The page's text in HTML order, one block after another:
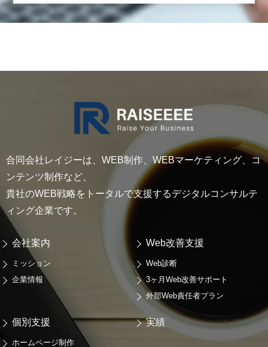
合同会社レイジーは、WEB制作、WEBマーケティング、コ
ンテンツ制作など、
貴社のWEB戦略をトータルで支援するデジタルコンサルテ
ィング企業です。
会社案内
ミッション
企業情報
Web改善支援
Web診断
3ヶ月Web改善サポート
外部Web責任者プラン
個別支援
ホームページ制作
実績